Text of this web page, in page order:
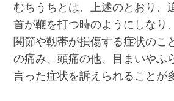
むちうちとは、上述のとおり、
首が鞭を打つ時のようにしなり
関節や靱帯が損傷する症状のこ
の痛み、頭痛の他、目まいやふ
言った症状を訴えられることが